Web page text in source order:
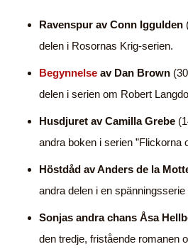
Ravenspur av Conn Iggulden
delen i Rosornas Krig-serien.
Begynnelse av Dan Brown
delen i serien om Robert
Husdjuret av Camilla Grebe
andra boken i serien ”Flickorna
Höstdåd av Anders de la
andra delen i en
Sonjas andra chans Åsa
den tredje, fristående romanen